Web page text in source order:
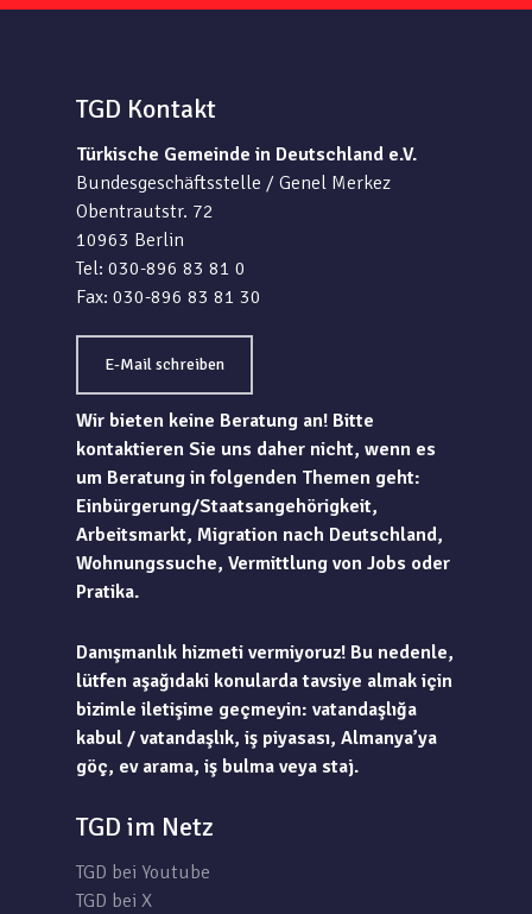
TGD Kontakt
Türkische Gemeinde in Deutschland e.V.
Bundesgeschäftsstelle / Genel Merkez
Obentrautstr. 72
10963 Berlin
Tel: 030-896 83 81 0
Fax: 030-896 83 81 30
E-Mail schreiben
Wir bieten keine Beratung an! Bitte
kontaktieren Sie uns daher nicht, wenn es
um Beratung in folgenden Themen geht:
Einbürgerung/Staatsangehörigkeit,
Arbeitsmarkt, Migration nach Deutschland,
Wohnungssuche, Vermittlung von Jobs oder
Pratika.
Danışmanlık hizmeti vermiyoruz! Bu nedenle,
lütfen aşağıdaki konularda tavsiye almak için
bizimle iletişime geçmeyin: vatandaşlığa
kabul / vatandaşlık, iş piyasası, Almanya’ya
göç, ev arama, iş bulma veya staj.
TGD im Netz
TGD bei Youtube
TGD bei X